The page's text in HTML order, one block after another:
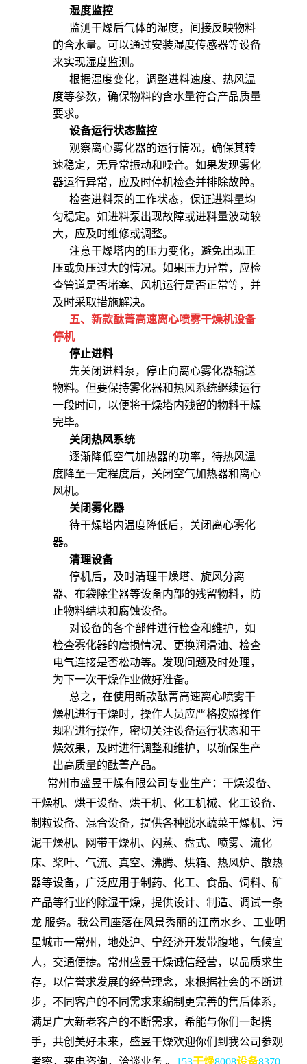
湿度监控
监测干燥后气体的湿度，间接反映物料
的含水量。可以通过安装湿度传感器等设备
来实现湿度监测。
根据湿度变化，调整进料速度、热风温
度等参数，确保物料的含水量符合产品质量
要求。
设备运行状态监控
观察离心雾化器的运行情况，确保其转
速稳定，无异常振动和噪音。如果发现雾化
器运行异常，应及时停机检查并排除故障。
检查进料泵的工作状态，保证进料量均
匀稳定。如进料泵出现故障或进料量波动较
大，应及时维修或调整。
注意干燥塔内的压力变化，避免出现正
压或负压过大的情况。如果压力异常，应检
查管道是否堵塞、风机运行是否正常等，并
及时采取措施解决。
五、 新款酞菁高速离心喷雾干燥机设备
停机
停止进料
先关闭进料泵，停止向离心雾化器输送
物料。但要保持雾化器和热风系统继续运行
一段时间，以便将干燥塔内残留的物料干燥
完毕。
关闭热风系统
逐渐降低空气加热器的功率，待热风温
度降至一定程度后，关闭空气加热器和离心
风机。
关闭雾化器
待干燥塔内温度降低后，关闭离心雾化
器。
清理设备
停机后，及时清理干燥塔、旋风分离
器、布袋除尘器等设备内部的残留物料，防
止物料结块和腐蚀设备。
对设备的各个部件进行检查和维护，如
检查雾化器的磨损情况、更换润滑油、检查
电气连接是否松动等。发现问题及时处理，
为下一次干燥作业做好准备。
总之，在使用新款酞菁高速离心喷雾干
燥机进行干燥时，操作人员应严格按照操作
规程进行操作，密切关注设备运行状态和干
燥效果，及时进行调整和维护，以确保生产
出高质量的酞菁产品。
常州市盛昱干燥有限公司专业生产：干燥设备、
干燥机、烘干设备、烘干机、化工机械、化工设备、
制粒设备、混合设备，提供各种脱水蔬菜干燥机、污
泥干燥机、网带干燥机、闪蒸、盘式、喷雾、流化
床、桨叶、气流、真空、沸腾、烘箱、热风炉、散热
器等设备，广泛应用于制药、化工、食品、饲料、矿
产品等行业的除湿干燥，提供设计、制造、调试一条
龙 服务。我公司座落在风景秀丽的江南水乡、工业明
星城市一常州，地处沪、宁经济开发带腹地，气候宜
人，交通便捷。常州盛昱干燥诚信经营，以品质求生
存，以信誉求发展的经营理念，来根据社会的不断进
步，不同客户的不同需求来编制更完善的售后体系，
满足广大新老客户的不断需求，希能与你们一起携
手，共创美好未来，盛昱干燥欢迎你们到我公司参观
考察，来电咨询，洽谈业务 。 153干燥8008设备8370